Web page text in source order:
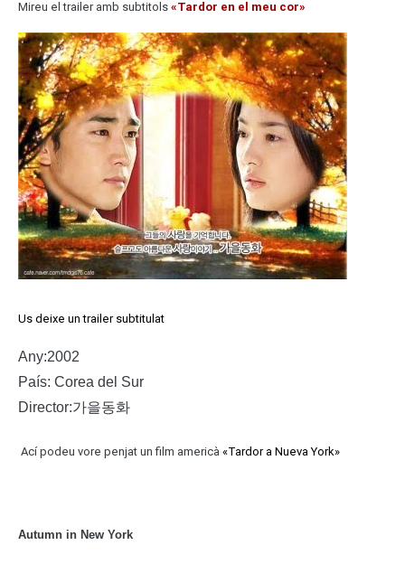
Mireu el trailer amb subtitols «Tardor en el meu cor»
Us deixe un trailer subtitulat
Any:2002
País: Corea del Sur
Director:가을동화
Ací podeu vore penjat un film americà «Tardor a Nueva York»
Autumn in New York